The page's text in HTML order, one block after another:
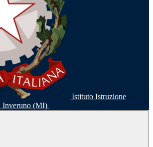
Istituto Istruzione
Inveruno (MI)